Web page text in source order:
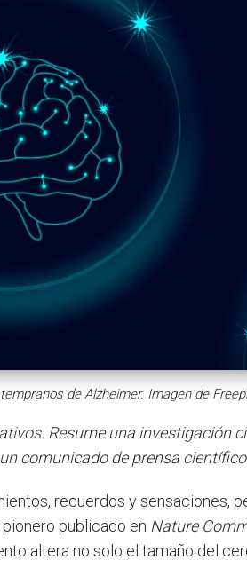
de Alzheimer. Imagen de
Resume una investigación
comunicado de prensa
recuerdos y sensaciones,
publicado en Nature
altera no solo el tamaño del